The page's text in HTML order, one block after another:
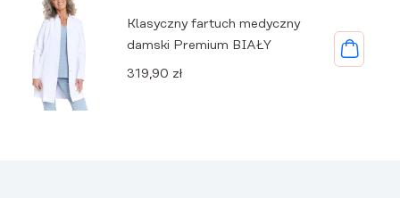
Klasyczny fartuch medyczny
damski Premium BIAŁY
319,90 zł